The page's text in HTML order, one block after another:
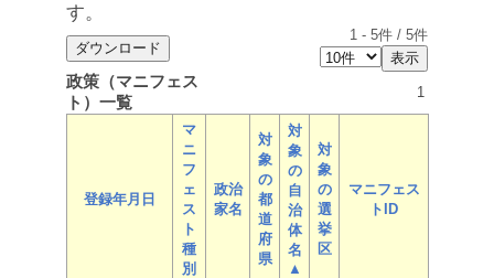
す。
1 - 5件 / 5件
政策（マニフェス
ト）一覧
1
登録年月日
マ
ニ
フ
ェ
ス
ト
種
別
政治
家名
対
象
の
都
道
府
県
対
象
の
自
治
体
名
▲
対
象
の
選
挙
区
マニフェス
トID